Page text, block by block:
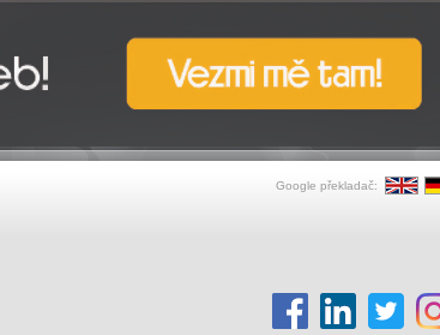
Google překladač: